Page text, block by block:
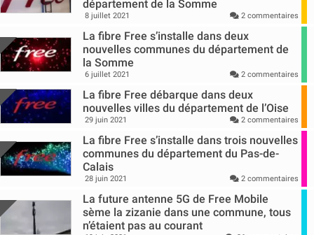
département de la Somme
8 juillet 2021 2 commentaires
La fibre Free s’installe dans deux
nouvelles communes du département de
la Somme
6 juillet 2021 2 commentaires
La fibre Free débarque dans deux
nouvelles villes du département de l’Oise
29 juin 2021 2 commentaires
La fibre Free s’installe dans trois nouvelles
communes du département du Pas-de-
Calais
28 juin 2021 2 commentaires
La future antenne 5G de Free Mobile
sème la zizanie dans une commune, tous
n’étaient pas au courant